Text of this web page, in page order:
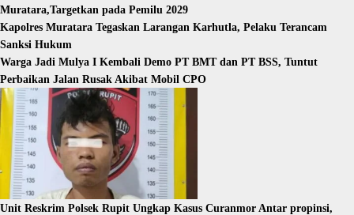
Muratara,Targetkan pada Pemilu 2029
Kapolres Muratara Tegaskan Larangan Karhutla, Pelaku Terancam
Sanksi Hukum
Warga Jadi Mulya I Kembali Demo PT BMT dan PT BSS, Tuntut
Perbaikan Jalan Rusak Akibat Mobil CPO
Unit Reskrim Polsek Rupit Ungkap Kasus Curanmor Antar propinsi,